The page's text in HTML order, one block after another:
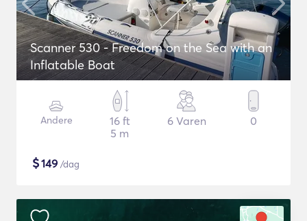
Scanner 530 - Freedom on the Sea with an
Inflatable Boat
Andere
16 ft
5 m
6 Varen 0
$149 /dag